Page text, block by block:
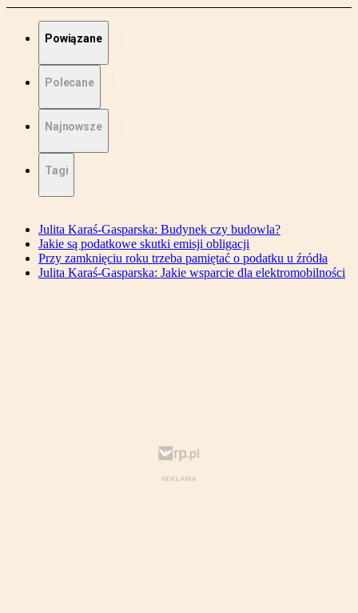
Powiązane
Polecane
Najnowsze
Tagi
Julita Karaś-Gasparska: Budynek czy budowla?
Jakie są podatkowe skutki emisji obligacji
Przy zamknięciu roku trzeba pamiętać o podatku u źródła
Julita Karaś-Gasparska: Jakie wsparcie dla elektromobilności